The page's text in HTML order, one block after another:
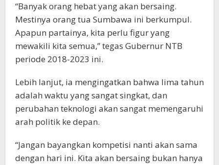
“Banyak orang hebat yang akan bersaing.
Mestinya orang tua Sumbawa ini berkumpul.
Apapun partainya, kita perlu figur yang
mewakili kita semua,” tegas Gubernur NTB
periode 2018-2023 ini.
Lebih lanjut, ia mengingatkan bahwa lima tahun
adalah waktu yang sangat singkat, dan
perubahan teknologi akan sangat memengaruhi
arah politik ke depan.
“Jangan bayangkan kompetisi nanti akan sama
dengan hari ini. Kita akan bersaing bukan hanya